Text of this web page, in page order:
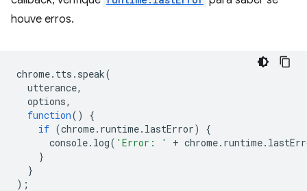
houve erros.
chrome. tts . speak(
utterance,
options,
function()
{
if (chrome. runtime. lastError)
{
console. log( 'Error: ' + chrome. runtime.
}
}
);